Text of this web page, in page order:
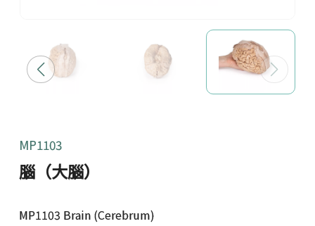
MP1103
腦（大腦）
MP1103 Brain (Cerebrum)